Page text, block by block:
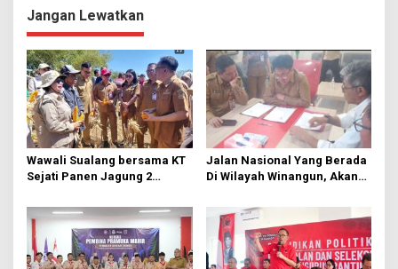
g
a
s
i
p
o
s
Jangan Lewatkan
Wawali Sualang bersama KT
Sejati Panen Jagung 2
Jalan Nasional Yang Berada
Di Wilayah Winangun, Akan